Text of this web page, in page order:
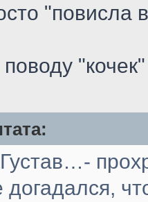
"повисла
догадался,